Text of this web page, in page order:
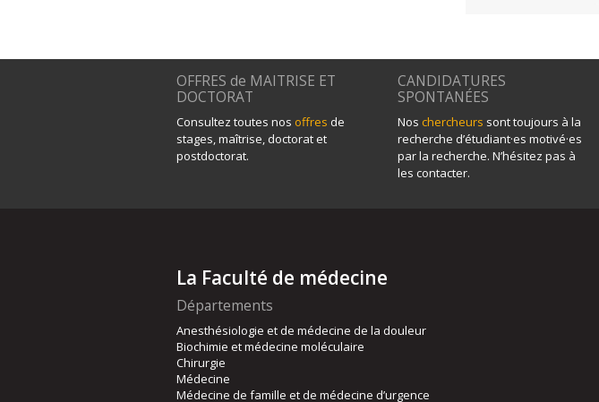
OFFRES de MAITRISE ET
DOCTORAT
Consultez toutes nos offres de
stages, maîtrise, doctorat et
postdoctorat.
CANDIDATURES
SPONTANÉES
Nos chercheurs sont toujours à la
recherche d’étudiant·es motivé·es
par la recherche. N’hésitez pas à
les contacter.
La Faculté de médecine
Départements
Anesthésiologie et de médecine de la douleur
Biochimie et médecine moléculaire
Chirurgie
Médecine
Médecine de famille et de médecine d’urgence